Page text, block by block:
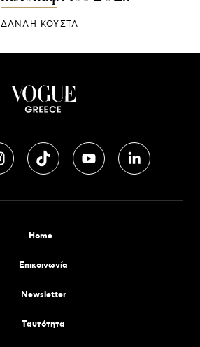
ΔΑΝΑΗ ΚΟΥΣΤΑ
Home
Επικοινωνία
Newsletter
Tαυτότητα